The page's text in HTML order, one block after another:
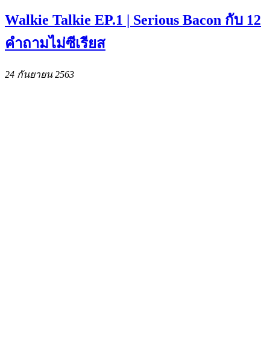
Walkie Talkie EP.1 | Serious Bacon กับ 12
คำถามไม่ซีเรียส
24 กันยายน 2563